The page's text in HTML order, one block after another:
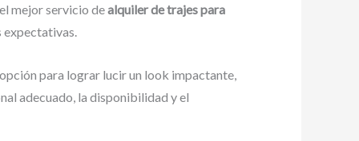
mejor servicio dealquiler de trajes para
expectativas.
para lograr lucir un look impactante,
adecuado, la disponibilidad y el